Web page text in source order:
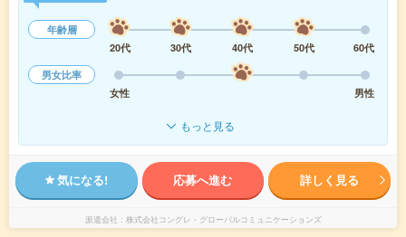
年齢層
20代
30代 40代 50代
60代
男女比率
女性
男性
もっと見る
気になる! 応募へ進む 詳しく見る
派遣会社 株式会社コングレ・グローバルコミュニケーションズ